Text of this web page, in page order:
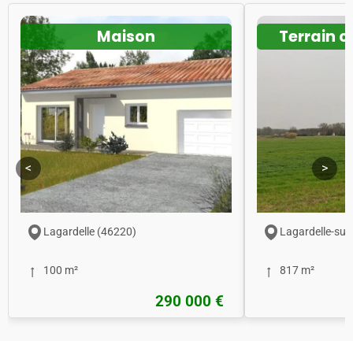
<
Maison
Lagardelle (46220)
100 m²
290 000 €
Terrain
Lagardelle-
817 m²
>